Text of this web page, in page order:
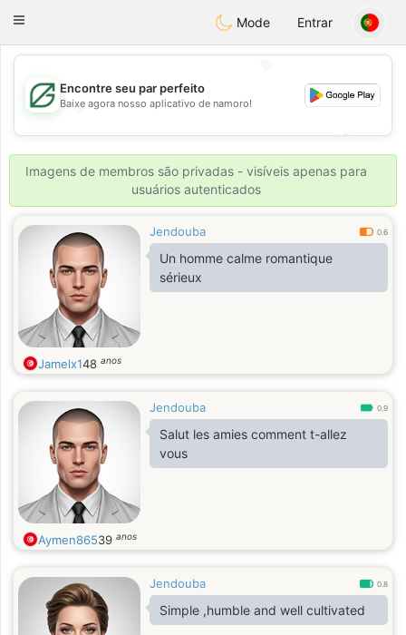
Dating
Toggle
Mode Entrar
💖
💕
💕
Encontre seu par perfeito
Baixe agora nosso aplicativo de namoro!
Imagens de membros são privadas - visíveis apenas para
usuários autenticados
Jendouba 0.6
Un homme calme romantique
sérieux
Jamelx148 anos
Jendouba 0.9
Salut les amies comment t-allez
vous
Aymen86539 anos
Jendouba 0.8
Simple ,humble and well cultivated